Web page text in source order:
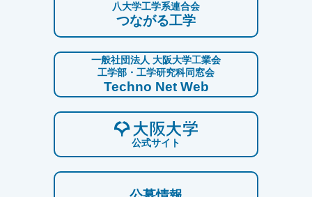
八大学工学系連合会
つながる工学
一般社団法人 大阪大学工業会
工学部・工学研究科同窓会
Techno Net Web
公式サイト